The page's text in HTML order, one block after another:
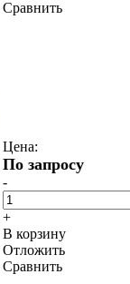
Сравнить
Цена:
По запросу
-
+
В корзину
Отложить
Сравнить